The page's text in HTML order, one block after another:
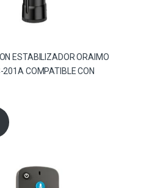
ESTABILIZADOR ORAIMO
COMPATIBLE CON